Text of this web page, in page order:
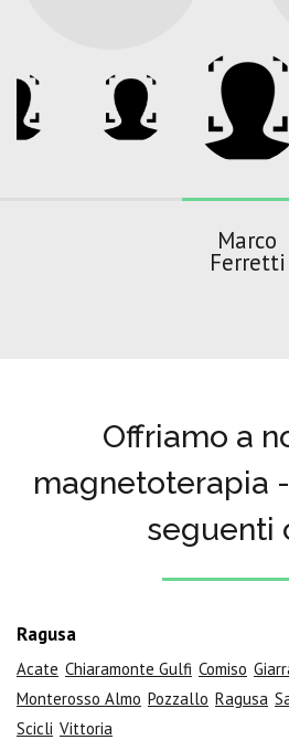
Marco
Ferretti
Offriamo a
magnetoterapia
seguenti
Ragusa
Acate Chiaramonte Gulfi Comiso
Monterosso Almo Pozzallo Ragusa
Scicli Vittoria